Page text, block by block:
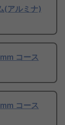
(アルミナ)
コース
コース